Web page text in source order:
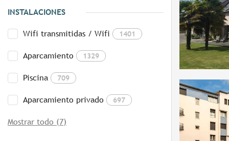
INSTALACIONES
Wifi transmitidas / Wifi 1401
Aparcamiento 1329
Piscina 709
Aparcamiento privado 697
Mostrar todo (7)